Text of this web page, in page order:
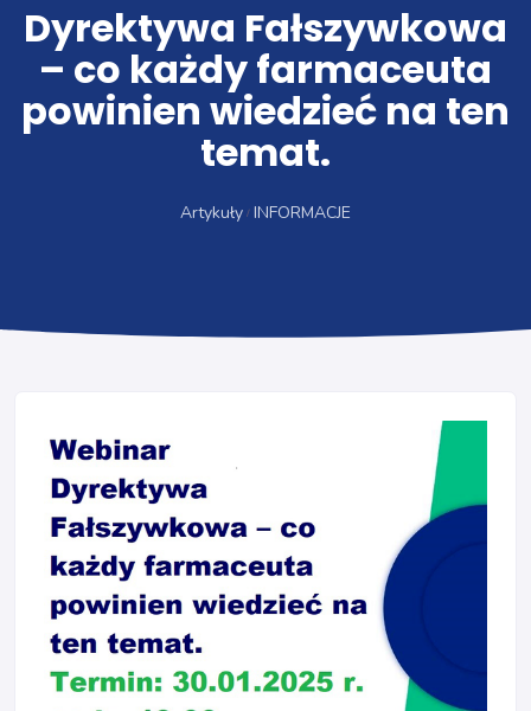
Dyrektywa Fałszywkowa
– co każdy farmaceuta
powinien wiedzieć na ten
temat.
Artykuły INFORMACJE